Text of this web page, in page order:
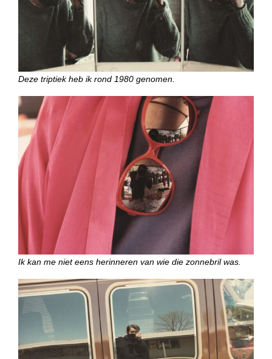
Deze triptiek heb ik rond 1980 genomen.
Ik kan me niet eens herinneren van wie die zonnebril was.